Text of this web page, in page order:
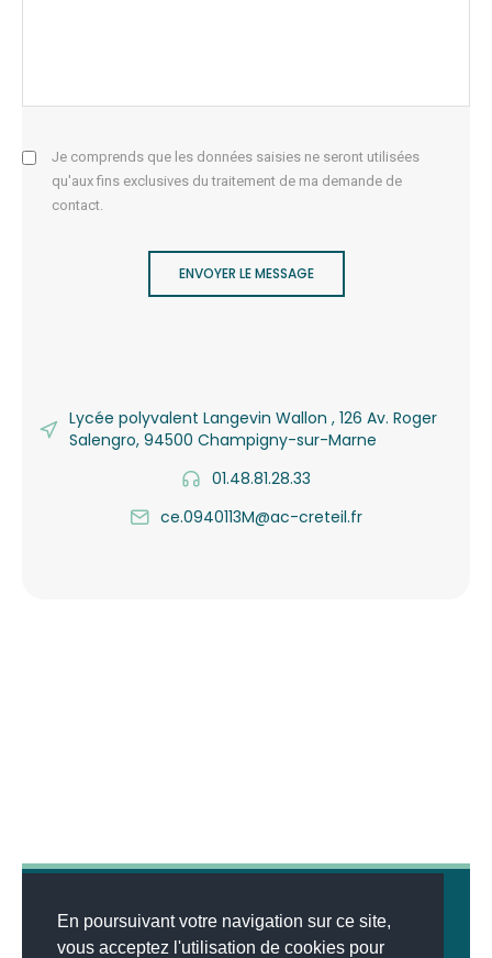
En poursuivant votre navigation sur ce site,
vous acceptez l'utilisation de cookies pour
Je comprends que les données saisies ne seront utilisées
qu'aux fins exclusives du traitement de ma demande de
contact.
ENVOYER LE MESSAGE
Lycée polyvalent Langevin Wallon , 126 Av. Roger
Salengro, 94500 Champigny-sur-Marne
01.48.81.28.33
ce.0940113M@ac-creteil.fr